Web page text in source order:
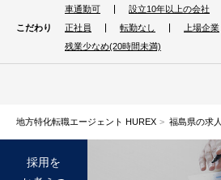
こだわり
車通勤可 設立10年以上の会社
正社員
転勤なし 上場企業
残業少なめ(20時間未満)
地方特化転職エージェント HUREX 福島県の求人
採用を